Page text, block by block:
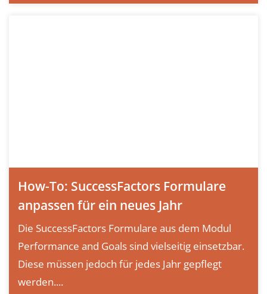
How-To: SuccessFactors Formulare
anpassen für ein neues Jahr
Die SuccessFactors Formulare aus dem Modul
Performance and Goals sind vielseitig einsetzbar.
Diese müssen jedoch für jedes Jahr gepflegt
werden....